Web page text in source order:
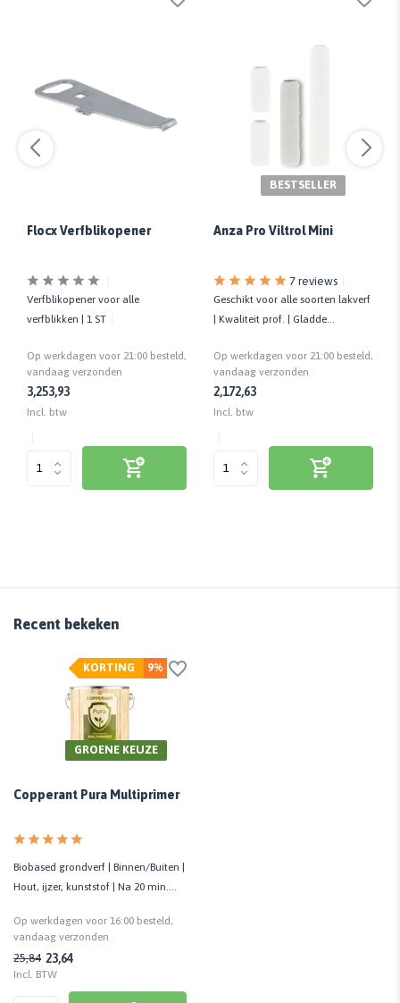
Flocx Verfblikopener
Verfblikopener voor alle
verfblikken | 1 ST
Op werkdagen voor 21:00 besteld,
vandaag verzonden
3,253,93
Incl. btw
BESTSELLER
Anza Pro Viltrol Mini
7 reviews
Geschikt voor alle soorten lakverf
| Kwaliteit prof. | Gladde
Op werkdagen voor 21:00 besteld,
vandaag verzonden
2,172,63
Incl. btw
Recent bekeken
GROENE KEUZE
9%
KORTING
Copperant Pura Multiprimer
Biobased grondverf | Binnen/Buiten |
Hout, ijzer, kunststof | Na 20 min.
Op werkdagen voor 16:00 besteld,
vandaag verzonden
25,84 23,64
Incl. BTW